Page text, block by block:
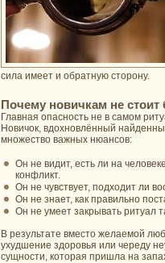
сила имеет и обратную сторону.
Почему новичкам не стоит
Главная опасность не в самом
Новичок, вдохновлённый
множество важных нюансов:
Он не видит, есть ли на
конфликт.
Он не чувствует, подходит ли
Он не знает, как правильно
Он не умеет закрывать ритуал
В результате вместо желаемой
ухудшение здоровья или череду
сущности, которая пришла на